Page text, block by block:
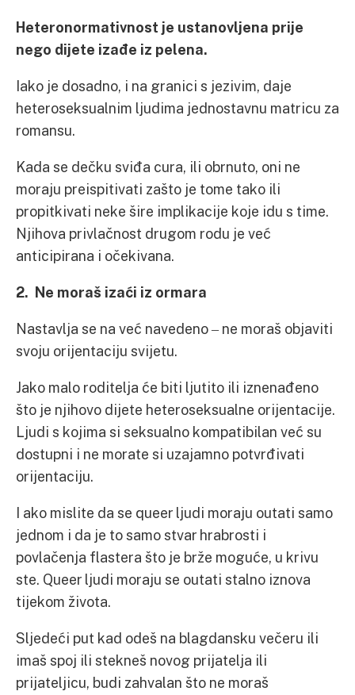
Heteronormativnost je ustanovljena prije
nego dijete izađe iz pelena.
Iako je dosadno, i na granici s jezivim, daje
heteroseksualnim ljudima jednostavnu matricu za
romansu.
Kada se dečku sviđa cura, ili obrnuto, oni ne
moraju preispitivati zašto je tome tako ili
propitkivati neke šire implikacije koje idu s time.
Njihova privlačnost drugom rodu je već
anticipirana i očekivana.
2. Ne moraš izaći iz ormara
Nastavlja se na već navedeno ‒ ne moraš objaviti
svoju orijentaciju svijetu.
Jako malo roditelja će biti ljutito ili iznenađeno
što je njihovo dijete heteroseksualne orijentacije.
Ljudi s kojima si seksualno kompatibilan već su
dostupni i ne morate si uzajamno potvrđivati
orijentaciju.
I ako mislite da se queer ljudi moraju outati samo
jednom i da je to samo stvar hrabrosti i
povlačenja flastera što je brže moguće, u krivu
ste. Queer ljudi moraju se outati stalno iznova
tijekom života.
Sljedeći put kad odeš na blagdansku večeru ili
imaš spoj ili stekneš novog prijatelja ili
prijateljicu, budi zahvalan što ne moraš